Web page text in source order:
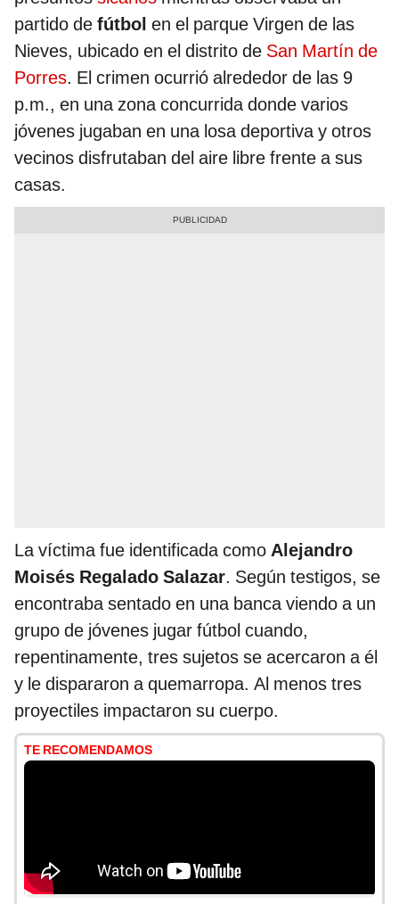
partido de fútbol en el parque Virgen de las
Nieves, ubicado en el distrito de San Martín de
Porres. El crimen ocurrió alrededor de las 9
p.m., en una zona concurrida donde varios
jóvenes jugaban en una losa deportiva y otros
vecinos disfrutaban del aire libre frente a sus
casas.
La víctima fue identificada como Alejandro
Moisés Regalado Salazar. Según testigos, se
encontraba sentado en una banca viendo a un
grupo de jóvenes jugar fútbol cuando,
repentinamente, tres sujetos se acercaron a él
y le dispararon a quemarropa. Al menos tres
proyectiles impactaron su cuerpo.
TE RECOMENDAMOS